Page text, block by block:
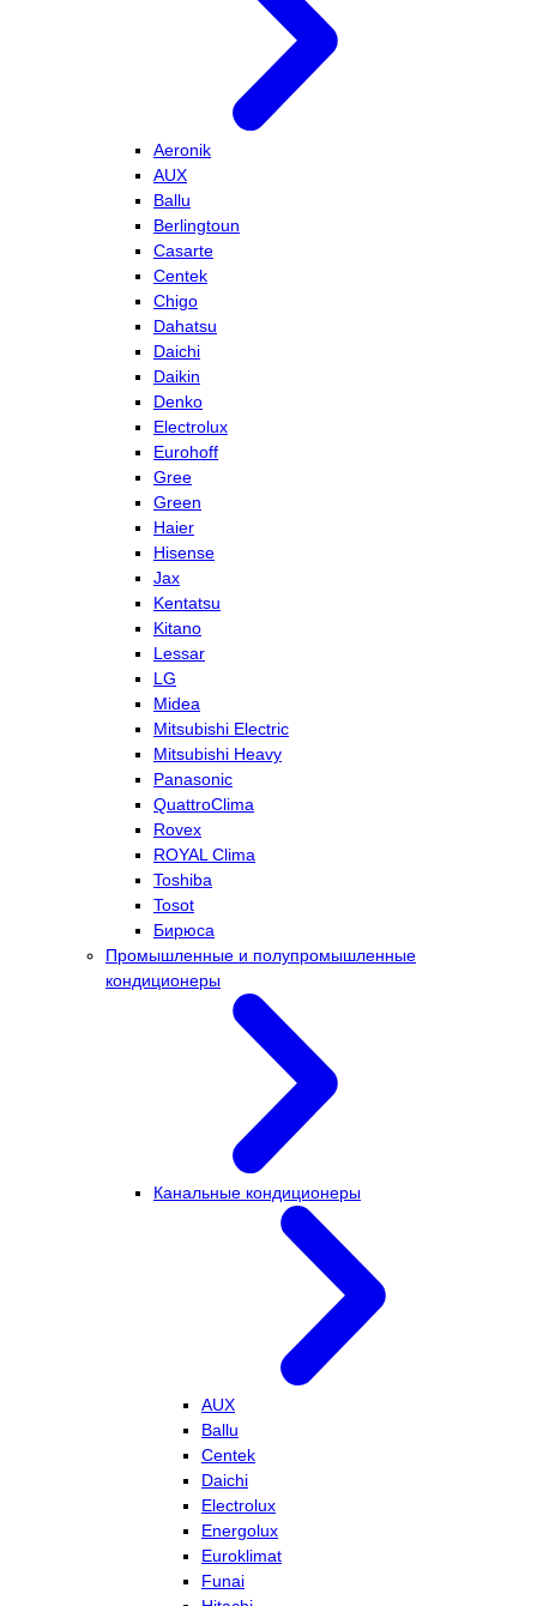
Aeronik
AUX
Ballu
Berlingtoun
Casarte
Centek
Chigo
Dahatsu
Daichi
Daikin
Denko
Electrolux
Eurohoff
Gree
Green
Haier
Hisense
Jax
Kentatsu
Kitano
Lessar
LG
Midea
Mitsubishi Electric
Mitsubishi Heavy
Panasonic
QuattroClima
Rovex
ROYAL Clima
Toshiba
Tosot
Бирюса
Промышленные и полупромышленные
кондиционеры
Канальные кондиционеры
AUX
Ballu
Centek
Daichi
Electrolux
Energolux
Euroklimat
Funai